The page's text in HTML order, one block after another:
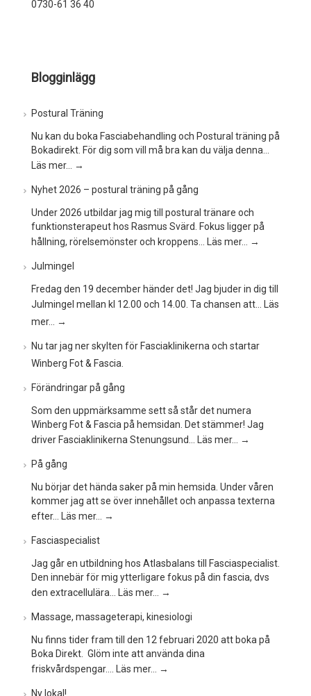
0730-61 36 40
Blogginlägg
Postural Träning
Nu kan du boka Fasciabehandling och Postural träning på
Bokadirekt. För dig som vill må bra kan du välja denna…
Läs mer…
→
Nyhet 2026 – postural träning på gång
Under 2026 utbildar jag mig till postural tränare och
funktionsterapeut hos Rasmus Svärd. Fokus ligger på
hållning, rörelsemönster och kroppens…
Läs mer… →
Julmingel
Fredag den 19 december händer det! Jag bjuder in dig till
Julmingel mellan kl 12.00 och 14.00. Ta chansen att…
Läs
mer…
→
Nu tar jag ner skylten för Fasciaklinikerna och startar
Winberg Fot & Fascia.
Förändringar på gång
Som den uppmärksamme sett så står det numera
Winberg Fot & Fascia på hemsidan. Det stämmer! Jag
driver Fasciaklinikerna Stenungsund…
Läs mer… →
På gång
Nu börjar det hända saker på min hemsida. Under våren
kommer jag att se över innehållet och anpassa texterna
efter…
Läs mer… →
Fasciaspecialist
Jag går en utbildning hos Atlasbalans till Fasciaspecialist.
Den innebär för mig ytterligare fokus på din fascia, dvs
den extracellulära…
Läs mer… →
Massage, massageterapi, kinesiologi
Nu finns tider fram till den 12 februari 2020 att boka på
Boka Direkt. Glöm inte att använda dina
friskvårdspengar.…
Läs mer… →
Ny lokal!